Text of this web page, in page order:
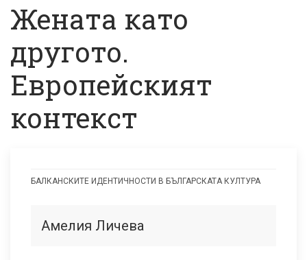
Жената като
другото.
Европейският
контекст
като
БАЛКАНСКИТЕ ИДЕНТИЧНОСТИ В БЪЛГАРСКАТА КУЛТУРА
Амелия Личева